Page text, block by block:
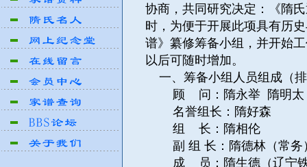
协商，共同研究决定：《隋
时，为便于开展此项具有历
谱》纂修筹备小组，并开始
以后可随时增加。
一、筹备小组人员组成（
顾 问：隋永举 隋明太
名誉组长：隋好森
组 长：隋相伦
副 组 长：隋德林（常务
成 员：隋生德（辽宁铁